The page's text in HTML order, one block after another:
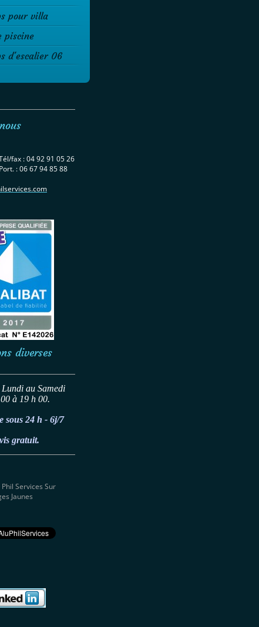
pour villa
piscine
d'escalier 06
fax : 04 92 91 05 26
Port. : 06 67 94 85 88
diverses
au Samedi
à 19 h 00.
sous 24 h - 6j/7
gratuit.
Services Sur
Jaunes